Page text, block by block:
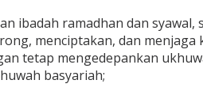
ibadah ramadhan dan
menciptakan, dan menjaga
tetap mengedepankan
basyariah;